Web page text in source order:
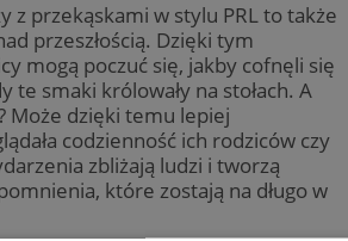
z przekąskami w stylu PRL to także
przeszłością. Dzięki tym
mogą poczuć się, jakby cofnęli się
te smaki królowały na stołach. A
Może dzięki temu lepiej
codzienność ich rodziców czy
zbliżają ludzi i tworzą
które zostają na długo w